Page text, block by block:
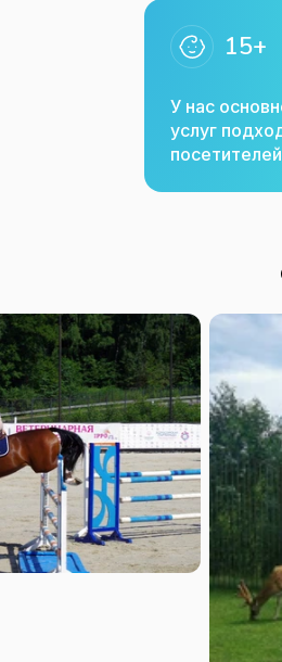
15+
У нас
услуг